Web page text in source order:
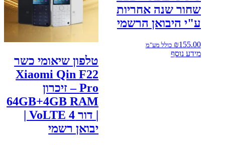
שחור שנה אחריות
ע"י היבואן הרשמי
₪155.00 כולל מע"מ
מידע נוסף
טלפון שיאומי כשר
Xiaomi Qin F22
Pro – זיכרון
64GB+4GB RAM
| דור 4 VoLTE |
יבואן רשמי